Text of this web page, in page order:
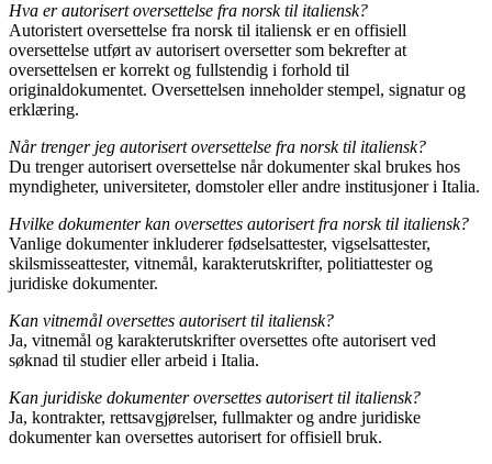
Hva er autorisert oversettelse fra norsk til italiensk?
Autoristert oversettelse fra norsk til italiensk er en offisiell
oversettelse utført av autorisert oversetter som bekrefter at
oversettelsen er korrekt og fullstendig i forhold til
originaldokumentet. Oversettelsen inneholder stempel, signatur og
erklæring.
Når trenger jeg autorisert oversettelse fra norsk til italiensk?
Du trenger autorisert oversettelse når dokumenter skal brukes hos
myndigheter, universiteter, domstoler eller andre institusjoner i Italia.
Hvilke dokumenter kan oversettes autorisert fra norsk til italiensk?
Vanlige dokumenter inkluderer fødselsattester, vigselsattester,
skilsmisseattester, vitnemål, karakterutskrifter, politiattester og
juridiske dokumenter.
Kan vitnemål oversettes autorisert til italiensk?
Ja, vitnemål og karakterutskrifter oversettes ofte autorisert ved
søknad til studier eller arbeid i Italia.
Kan juridiske dokumenter oversettes autorisert til italiensk?
Ja, kontrakter, rettsavgjørelser, fullmakter og andre juridiske
dokumenter kan oversettes autorisert for offisiell bruk.